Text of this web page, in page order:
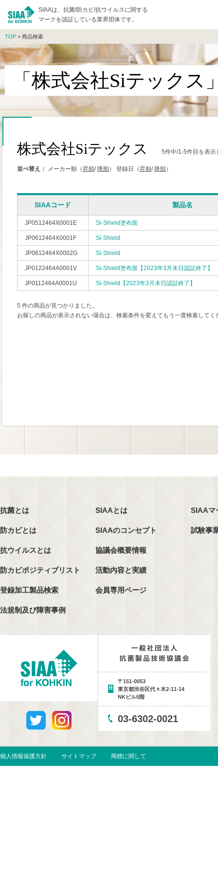
SIAAは、抗菌/防カビ/抗ウイルスに関する
マークを認証している業界団体です。
TOP > 商品検索
「株式会社Siテックス
株式会社Siテックス 5件中/1-5件目を表示
並べ替え： メーカー順（昇順/ 降順） 登録日（昇順/ 降順）
SIAAコード 製品名
JP0512464X0001E Si-Shield塗布面
JP0612464X0001F Si-Shield
JP0612464X0002G Si-Shield
JP0122464A0001V Si-Shield塗布面【2023年3月末日認証終了】
JP0112464A0001U Si-Shield【2023年3月末日認証終了】
5 件の商品が見つかりました。
お探しの商品が表示されない場合は、検索条件を変えてもう一度検索してく
抗菌とは
防カビとは
抗ウイルスとは
防カビポジティブリスト
登録加工製品検索
法規制及び障害事例
SIAAとは
SIAAのコンセプト
協議会概要情報
活動内容と実績
会員専用ページ
SIAAマ
試験事
〒151-0053
東京都渋谷区代々木2-11-14
NKビル5階
03-6302-0021
個人情報保護方針 サイトマップ 商標に関して